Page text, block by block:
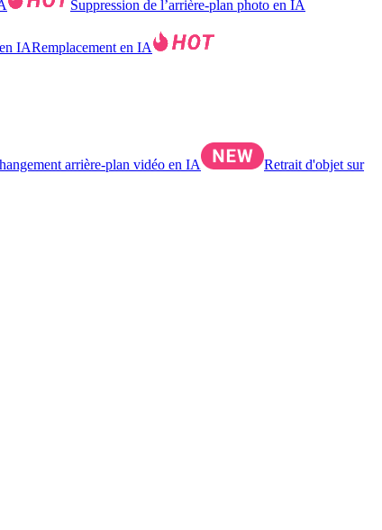
Suppression de l’arrière-plan photo en IA
IARemplacement en IA
arrière-plan vidéo en IA
Retrait d'objet sur